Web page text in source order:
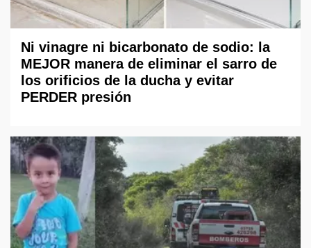
Ni vinagre ni bicarbonato de sodio: la
MEJOR manera de eliminar el sarro de
los orificios de la ducha y evitar
PERDER presión